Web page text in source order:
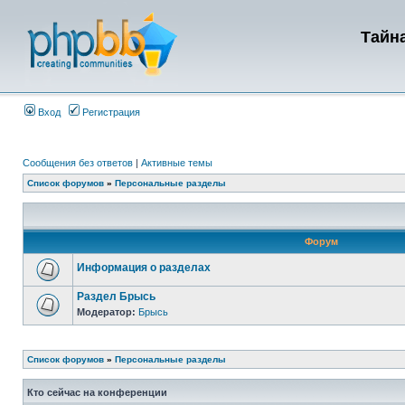
Вход Регистрация
Сообщения без ответов | Активные темы
Список форумов » Персональные разделы
Форум
Информация о разделах
Раздел Брысь
Модератор: Брысь
Список форумов » Персональные разделы
Кто сейчас на конференции